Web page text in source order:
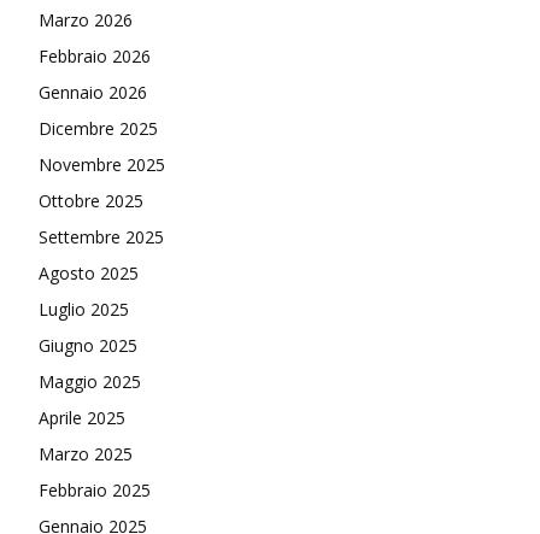
Marzo 2026
Febbraio 2026
Gennaio 2026
Dicembre 2025
Novembre 2025
Ottobre 2025
Settembre 2025
Agosto 2025
Luglio 2025
Giugno 2025
Maggio 2025
Aprile 2025
Marzo 2025
Febbraio 2025
Gennaio 2025